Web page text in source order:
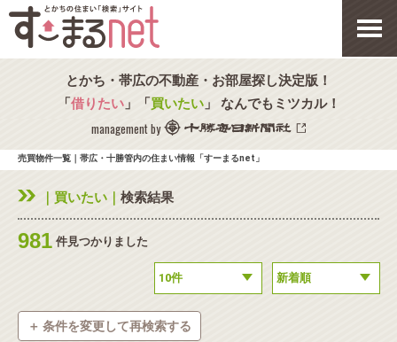
とかち・帯広の不動産・お部屋探し決定版！
「借りたい」「買いたい」 なんでもミツカル！
management by
売買物件一覧｜帯広・十勝管内の住まい情報「すーまるnet」
｜買いたい｜ 検索結果
981 件見つかりました
＋ 条件を変更して再検索する